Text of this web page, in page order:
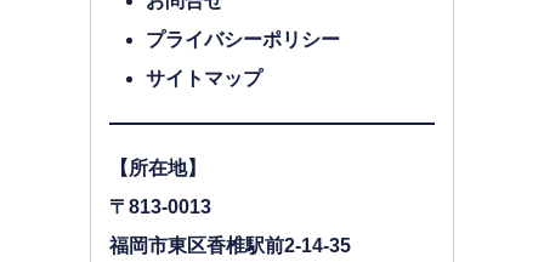
プライバシーポリシー
サイトマップ
【所在地】
〒813-0013
福岡市東区香椎駅前2-14-35